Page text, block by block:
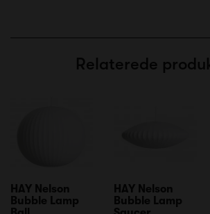
Relaterede
HAY Nelson
Bubble Lamp
HAY Nelson
Bubble Lamp